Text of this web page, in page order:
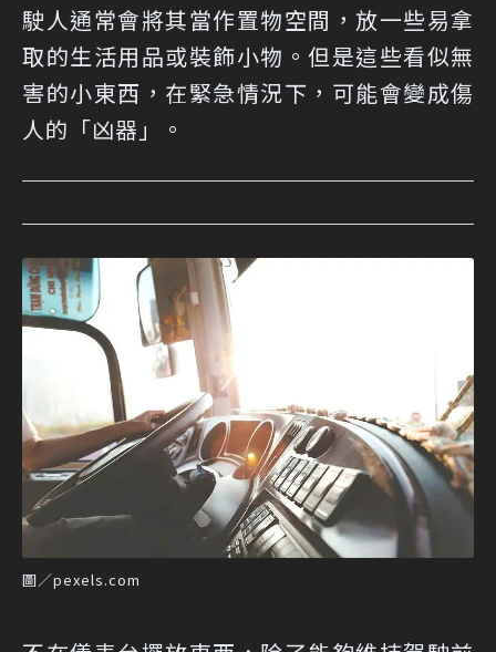
駛人通常會將其當作置物空間，放一些易拿
取的生活用品或裝飾小物。但是這些看似無
害的小東西，在緊急情況下，可能會變成傷
人的「凶器」。
圖／pexels.com